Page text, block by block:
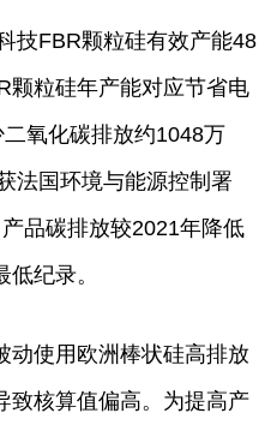
FBR颗粒硅有效产能48
颗粒硅年产能对应节省电
氧化碳排放约1048万
法国环境与能源控制署
品碳排放较2021年降低
纪录。
使用欧洲棒状硅高排放
致核算值偏高。为提高产